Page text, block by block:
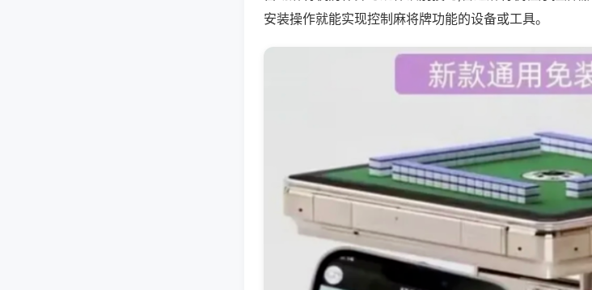
安装操作就能实现控制麻将牌功能的设备或工具。